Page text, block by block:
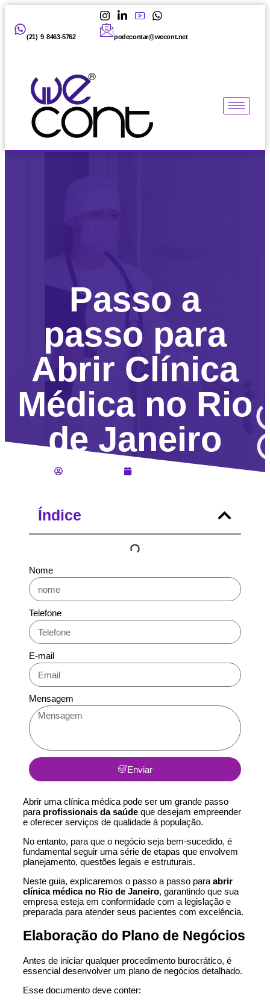
(21) 9 8463-5762 podecontar@wecont.net
Passo a
passo para
Abrir Clínica
Médica no Rio
de Janeiro
Abrir uma clínica médica pode ser um grande passo
para profissionais da saúde que desejam empreender
e oferecer serviços de qualidade à população.
No entanto, para que o negócio seja bem-sucedido, é
fundamental seguir uma série de etapas que envolvem
planejamento, questões legais e estruturais.
Neste guia, explicaremos o passo a passo paraabrir
clínica médica no Rio de Janeiro, garantindo que sua
empresa esteja em conformidade com a legislação e
preparada para atender seus pacientes com excelência.
Elaboração do Plano de Negócios
Antes de iniciar qualquer procedimento burocrático, é
essencial desenvolver um plano de negócios detalhado.
Esse documento deve conter:
Índice
Nome
Telefone
E-mail
Mensagem
Enviar